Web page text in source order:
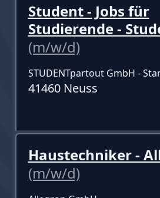
Student - Jobs für
Studierende -
(m/w/d)
STUDENTpartout GmbH -
41460 Neuss
Haustechniker -
(m/w/d)